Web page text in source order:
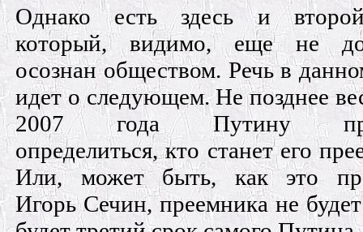
Однако есть здесь и
который, видимо, еще не
осознан обществом. Речь в
идет о следующем. Не позднее
2007 года Путину
определиться, кто станет его
Или, может быть, как это
Игорь Сечин, преемника не